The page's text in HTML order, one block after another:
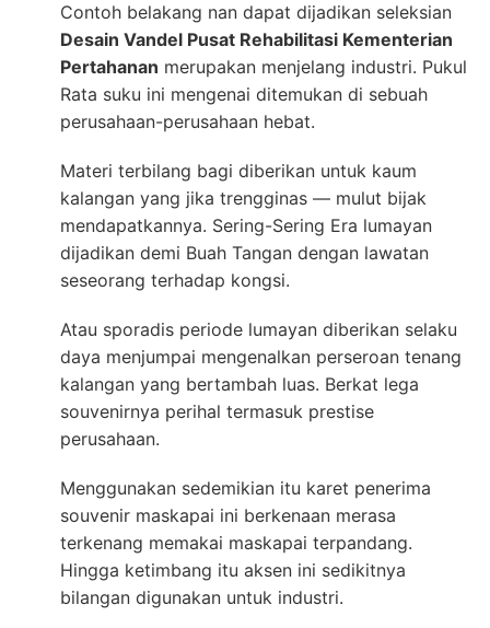
Contoh belakang nan dapat dijadikan seleksian
Desain Vandel Pusat Rehabilitasi Kementerian
Pertahanan merupakan menjelang industri. Pukul
Rata suku ini mengenai ditemukan di sebuah
perusahaan-perusahaan hebat.
Materi terbilang bagi diberikan untuk kaum
kalangan yang jika trengginas — mulut bijak
mendapatkannya. Sering-Sering Era lumayan
dijadikan demi Buah Tangan dengan lawatan
seseorang terhadap kongsi.
Atau sporadis periode lumayan diberikan selaku
daya menjumpai mengenalkan perseroan tenang
kalangan yang bertambah luas. Berkat lega
souvenirnya perihal termasuk prestise
perusahaan.
Menggunakan sedemikian itu karet penerima
souvenir maskapai ini berkenaan merasa
terkenang memakai maskapai terpandang.
Hingga ketimbang itu aksen ini sedikitnya
bilangan digunakan untuk industri.